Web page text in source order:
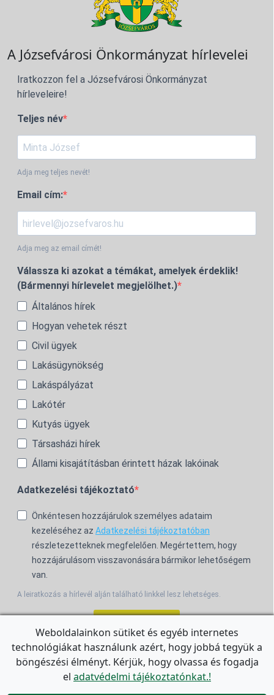
A Józsefvárosi Önkormányzat hírlevelei
Iratkozzon fel a Józsefvárosi Önkormányzat
hírleveleire!
Teljes név
Adja meg teljes nevét!
Email cím:
Adja meg az email címét!
Válassza ki azokat a témákat, amelyek érdeklik!
(Bármennyi hírlevelet megjelölhet.)
Általános hírek
Hogyan vehetek részt
Civil ügyek
Lakásügynökség
Lakáspályázat
Lakótér
Kutyás ügyek
Társasházi hírek
Állami kisajátításban érintett házak lakóinak
Adatkezelési tájékoztató
Önkéntesen hozzájárulok személyes adataim
kezeléséhez az Adatkezelési tájékoztatóban
részletezetteknek megfelelően. Megértettem, hogy
hozzájárulásom visszavonására bármikor lehetőségem
van.
A leiratkozás a hírlevél alján található linkkel lesz lehetséges.
For the English Newsletter, clickHERE.
Weboldalainkon sütiket és egyéb internetes
technológiákat használunk azért, hogy jobbá tegyük a
böngészési élményt. Kérjük, hogy olvassa és fogadja
el adatvédelmi tájékoztatónkat.!